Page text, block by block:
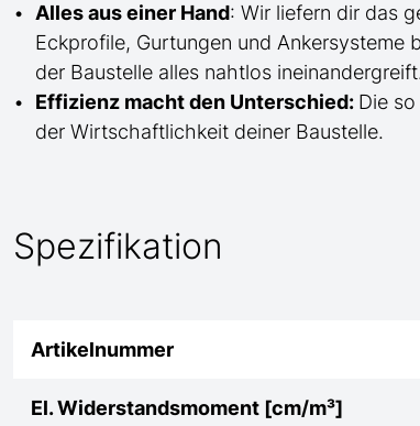
Alles aus einer Hand: Wir liefern dir das
Eckprofile, Gurtungen und Ankersysteme
der Baustelle alles nahtlos
Effizienz macht den Unterschied: Die
der Wirtschaftlichkeit deiner Baustelle.
Spezifikation
Artikelnummer
El. Widerstandsmoment [cm/m³]